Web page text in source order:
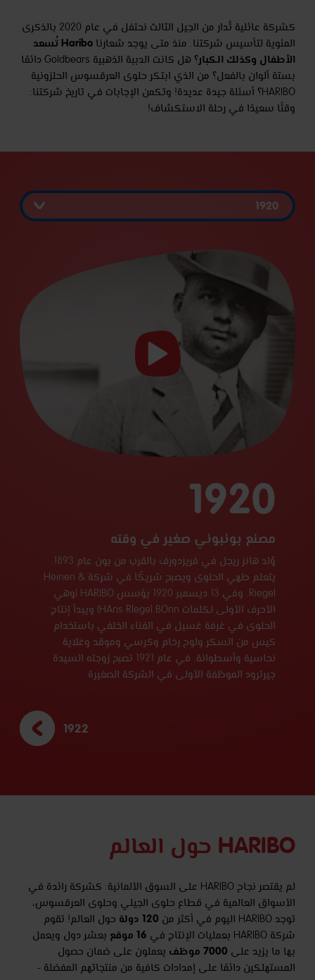
كشركة عائلية تُدار من الجيل الثالث نحتفل في عام 2020 بالذكرى
المئوية لتأسيس شركتنا. منذ متى يوجد شعارنا
Haribo تُسعد
الأطفال وكذلك الكبار
؟ هل كانت الدببة الذهبية Goldbears دائمًا
بستة ألوان بالفعل؟ من الذي ابتكر حلوى العرقسوس الحلزونية
HARIBO؟ أسئلة جيدة عديدة! وتكمن الإجابات في تاريخ شركتنا:
وقتًا سعيدًا في رحلة الاستكشاف!
بدء
تشغيل
الفيديو
1920
مصنع بونبوني صغير في وقته
وُلد هانز ريجل في فريزدورف بالقرب من بون عام 1893.
يتعلم طهي الحلوى ويصبح شريكًا في شركة Heinen &
Riegel. وفي 13 ديسمبر 1920 يؤسس HARIBO (وهي
الأحرف الأولى لكلمات HAns RIegel BOnn) ويبدأ إنتاج
الحلوى في غرفة غسيل في الفناء الخلفي باستخدام
كيس من السكر ولوح رخام وكرسي وموقد وغلاية
نحاسية وأسطوانة. في عام 1921 تصبح زوجته السيدة
جيرترود الموظفة الأولى في الشركة الصغيرة.
1922
HARIBO حول العالم
لم يقتصر نجاح HARIBO على السوق الألمانية: كشركة رائدة في
الأسواق العالمية في قطاع حلوى الجيلي وحلوى العرقسوس،
توجد HARIBO اليوم في أكثر من
120 دولة
حول العالم! تقوم
شركة HARIBO بعمليات الإنتاج في
بعشر دول ويعمل
بها ما يزيد على ‏
يعملون على ضمان حصول
المستهلكين دائمًا على إمدادات كافية من منتجاتهم المفضلة -